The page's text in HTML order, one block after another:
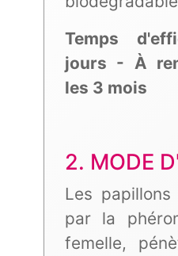
Temps
jours - À
les 3 mois
2. MODE
Les
par la
femelle,